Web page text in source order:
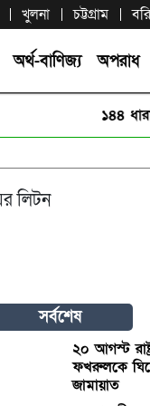
খুলনা চট্টগ্রাম
অর্থ-বাণিজ্য অপরাধ
১৪৪ ধারা
লিটন
সর্বশেষ
২০ আগস্ট
ফখরুলকে
জামায়াত